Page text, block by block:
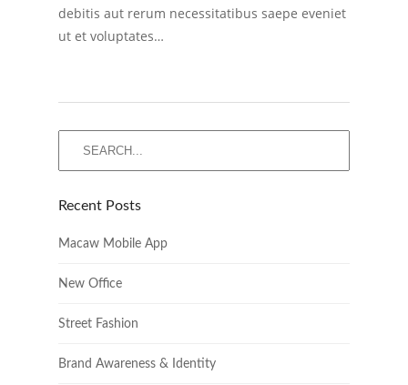
debitis aut rerum necessitatibus saepe eveniet
ut et voluptates…
Recent Posts
Macaw Mobile App
New Office
Street Fashion
Brand Awareness & Identity